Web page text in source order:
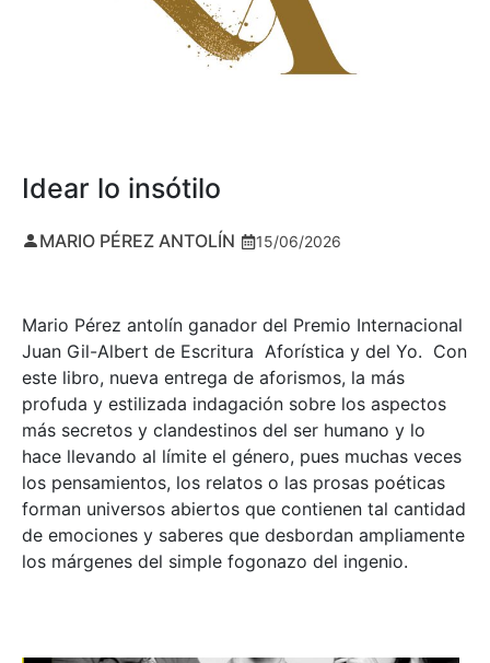
Idear lo insótilo
MARIO PÉREZ ANTOLÍN 15/06/2026
Mario Pérez antolín ganador del Premio Internacional
Juan Gil-Albert de Escritura Aforística y del Yo. Con
este libro, nueva entrega de aforismos, la más
profuda y estilizada indagación sobre los aspectos
más secretos y clandestinos del ser humano y lo
hace llevando al límite el género, pues muchas veces
los pensamientos, los relatos o las prosas poéticas
forman universos abiertos que contienen tal cantidad
de emociones y saberes que desbordan ampliamente
los márgenes del simple fogonazo del ingenio.